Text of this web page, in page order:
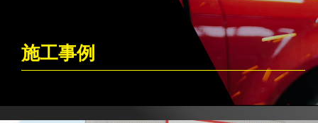
施工事例